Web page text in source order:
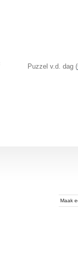
Puzzel v.d. dag (
Maak